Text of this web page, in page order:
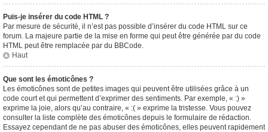
Puis-je insérer du code HTML ?
Par mesure de sécurité, il n’est pas possible d’insérer du code HTML sur ce
forum. La majeure partie de la mise en forme qui peut être générée par du code
HTML peut être remplacée par du BBCode.
Haut
Que sont les émoticônes ?
Les émoticônes sont de petites images qui peuvent être utilisées grâce à un
code court et qui permettent d’exprimer des sentiments. Par exemple, « :) »
exprime la joie, alors qu’au contraire, « :( » exprime la tristesse. Vous pouvez
consulter la liste complète des émoticônes depuis le formulaire de rédaction.
Essayez cependant de ne pas abuser des émoticônes, elles peuvent rapidement